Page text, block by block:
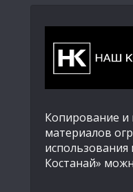
Копирование и
материалов
Костанай»